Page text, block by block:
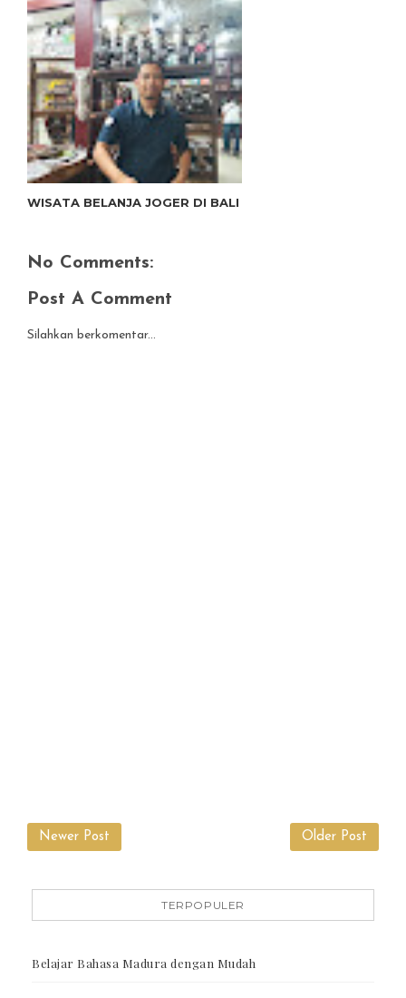
WISATA BELANJA JOGER DI BALI
No Comments:
Post A Comment
Silahkan berkomentar...
Newer Post Older Post
TERPOPULER
Belajar Bahasa Madura dengan Mudah